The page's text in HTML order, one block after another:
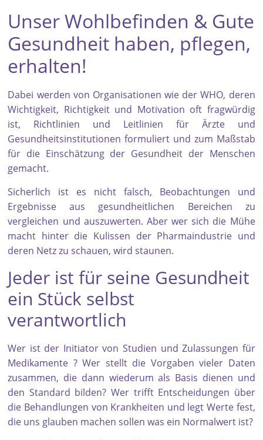
Unser Wohlbefinden & Gute
Gesundheit haben, pflegen,
erhalten!
Dabei werden von Organisationen wie der WHO, deren
Wichtigkeit, Richtigkeit und Motivation oft fragwürdig
ist, Richtlinien und Leitlinien für Ärzte und
Gesundheitsinstitutionen formuliert und zum Maßstab
für die Einschätzung der Gesundheit der Menschen
gemacht.
Sicherlich ist es nicht falsch, Beobachtungen und
Ergebnisse aus gesundheitlichen Bereichen zu
vergleichen und auszuwerten. Aber wer sich die Mühe
macht hinter die Kulissen der Pharmaindustrie und
deren Netz zu schauen, wird staunen.
Jeder ist für seine Gesundheit
ein Stück selbst
verantwortlich
Wer ist der Initiator von Studien und Zulassungen für
Medikamente ? Wer stellt die Vorgaben vieler Daten
zusammen, die dann wiederum als Basis dienen und
den Standard bilden? Wer trifft Entscheidungen über
die Behandlungen von Krankheiten und legt Werte fest,
die uns glauben machen sollen was ein Normalwert ist?